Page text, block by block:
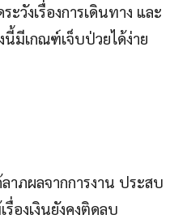
ะวังเรื่องการเดินทาง และ
มีเกณฑ์เจ็บป่วยได้ง่าย
าภผลจากการงาน ประสบ
รื่องเงินยังคงติดลบ